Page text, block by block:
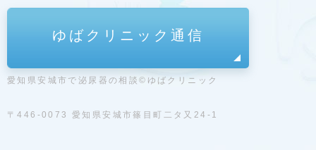
ゆばクリニック通信
愛知県安城市で泌尿器の相談©ゆばクリニック
〒446-0073 愛知県安城市篠目町二タ又24-1